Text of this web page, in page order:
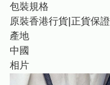
包裝規格
原裝香港行貨|正貨保證
產地
中國
相片